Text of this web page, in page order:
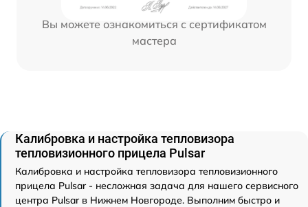
Вы можете ознакомиться с сертификатом
мастера
Калибровка и настройка тепловизора
тепловизионного прицела Pulsar
Калибровка и настройка тепловизора тепловизионного
прицела Pulsar - несложная задача для нашего сервисного
центра Pulsar в Нижнем Новгороде. Выполним быстро и